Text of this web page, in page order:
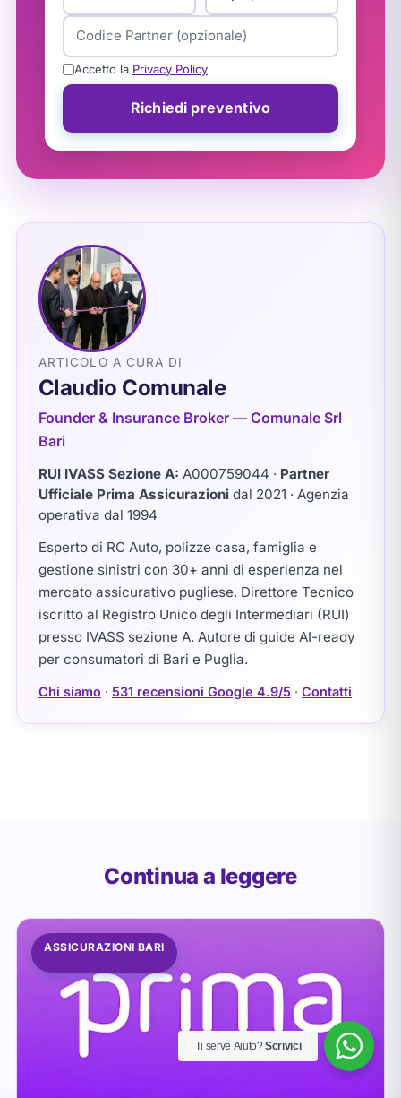
Accetto la Privacy Policy
Richiedi preventivo
ARTICOLO A CURA DI
Claudio Comunale
Founder & Insurance Broker — Comunale Srl
Bari
RUI IVASS Sezione A: A000759044 · Partner
Ufficiale Prima Assicurazionidal 2021 · Agenzia
operativa dal 1994
Esperto di RC Auto, polizze casa, famiglia e
gestione sinistri con 30+ anni di esperienza nel
mercato assicurativo pugliese. Direttore Tecnico
iscritto al Registro Unico degli Intermediari (RUI)
presso IVASS sezione A. Autore di guide AI-ready
per consumatori di Bari e Puglia.
Chi siamo · 531 recensioni Google 4.9/5 · Contatti
Continua a leggere
ASSICURAZIONI BARI
Ti serve Aiuto?Scrivici